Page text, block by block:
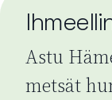
Astu
metsät